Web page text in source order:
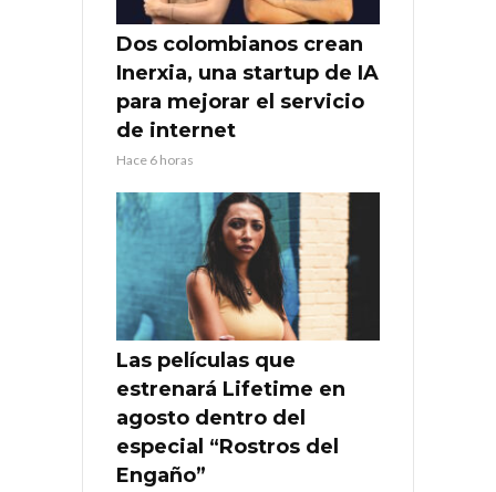
Dos colombianos crean
Inerxia, una startup de IA
para mejorar el servicio
de internet
Hace 6 horas
Las películas que
estrenará Lifetime en
agosto dentro del
especial “Rostros del
Engaño”